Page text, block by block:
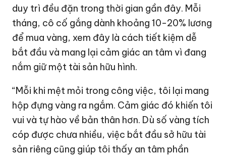
duy trì đều đặn trong thời gian gần đây. Mỗi
tháng, cô cố gắng dành khoảng 10-20% lương
để mua vàng, xem đây là cách tiết kiệm dễ
bắt đầu và mang lại cảm giác an tâm vì đang
nắm giữ một tài sản hữu hình.
“Mỗi khi mệt mỏi trong công việc, tôi lại mang
hộp đựng vàng ra ngắm. Cảm giác đó khiến tôi
vui và tự hào về bản thân hơn. Dù số vàng tích
cóp được chưa nhiều, việc bắt đầu sở hữu tài
sản riêng cũng giúp tôi thấy an tâm phần